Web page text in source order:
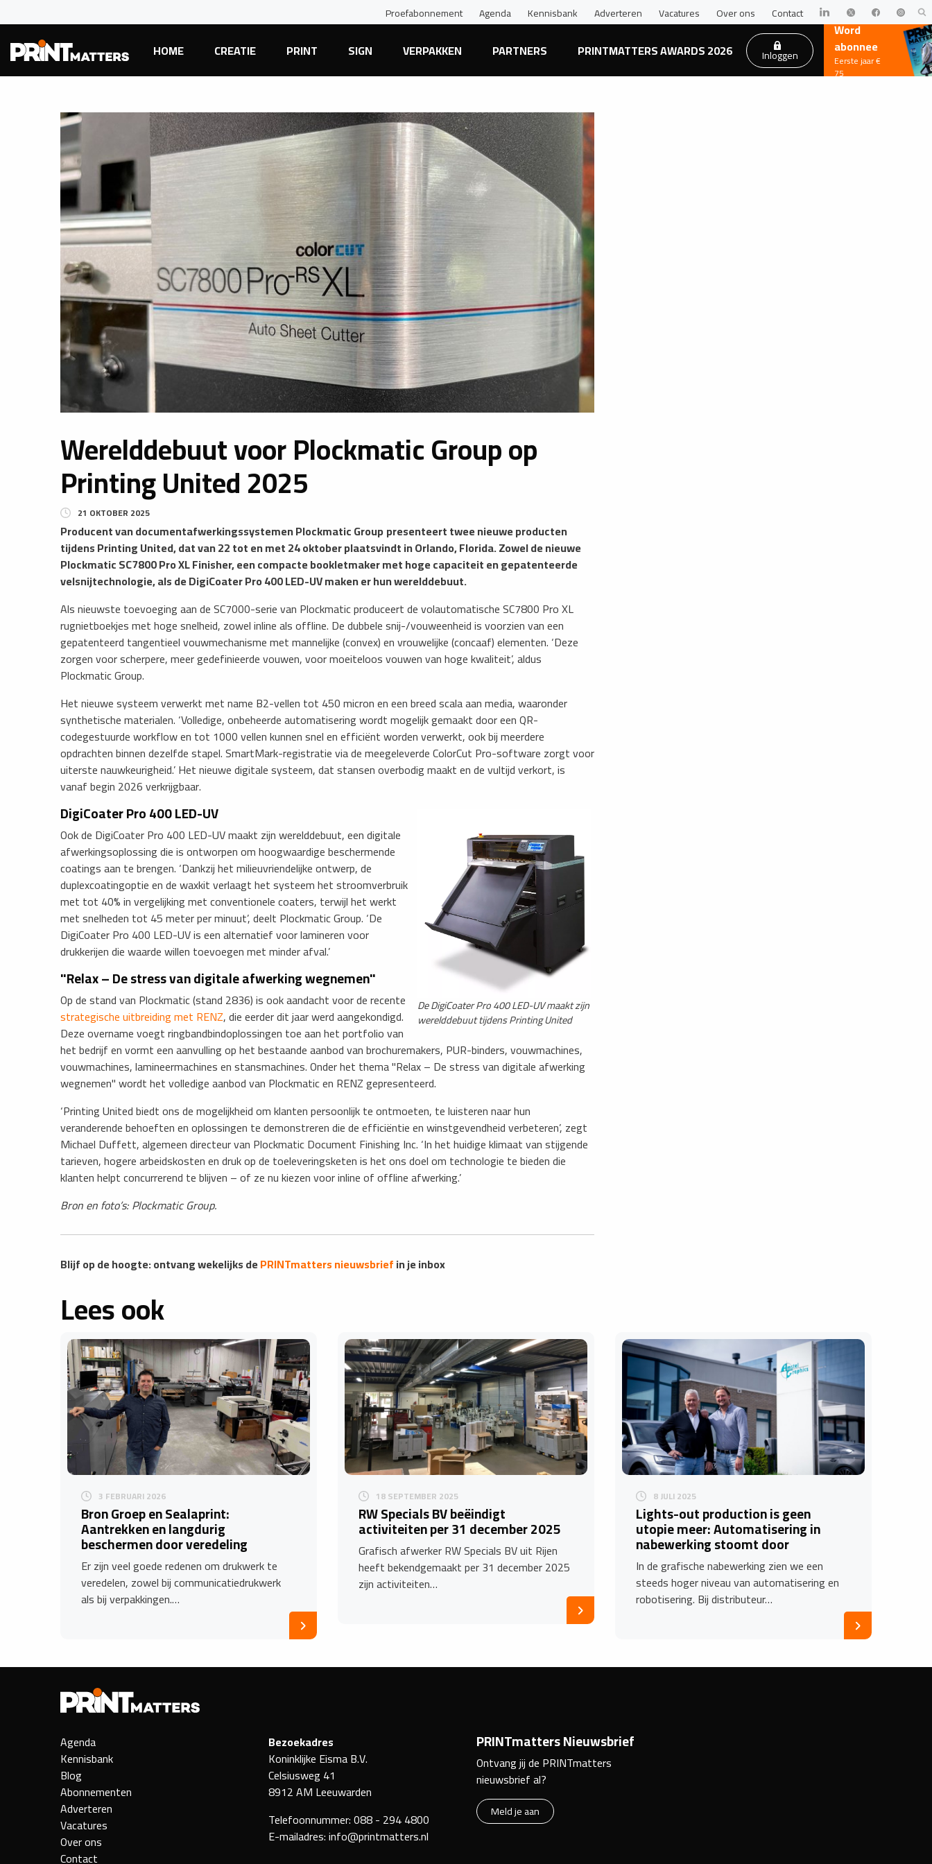
Proefabonnement Agenda Kennisbank Adverteren Vacatures Over ons Contact
HOME CREATIE PRINT SIGN VERPAKKEN PARTNERS PRINTMATTERS AWARDS 2026 Inloggen
Word
abonnee
Eerste jaar €
75
​Werelddebuut voor Plockmatic Group op
Printing United 2025
21 OKTOBER 2025
Producent van documentafwerkingssystemen Plockmatic Grouppresenteert twee nieuwe producten
tijdens Printing United, dat van 22 tot en met 24 oktober plaatsvindt in Orlando, Florida. Zowel de nieuwe
Plockmatic SC7800 Pro XL Finisher, een compacte bookletmaker met hoge capaciteit en gepatenteerde
velsnijtechnologie, als de DigiCoater Pro 400 LED-UV maken er hun werelddebuut.
Als nieuwste toevoeging aan de SC7000-serie van Plockmatic produceert de volautomatische SC7800 Pro XL
rugnietboekjes met hoge snelheid, zowel inline als offline. De dubbele snij-/vouweenheid is voorzien van een
gepatenteerd tangentieel vouwmechanisme met mannelijke (convex) en vrouwelijke (concaaf) elementen. ‘Deze
zorgen voor scherpere, meer gedefinieerde vouwen, voor moeiteloos vouwen van hoge kwaliteit’, aldus
Plockmatic Group.
Het nieuwe systeem verwerkt met name B2-vellen tot 450 micron en een breed scala aan media, waaronder
synthetische materialen. ‘Volledige, onbeheerde automatisering wordt mogelijk gemaakt door een QR-
codegestuurde workflow en tot 1000 vellen kunnen snel en efficiënt worden verwerkt, ook bij meerdere
opdrachten binnen dezelfde stapel. SmartMark-registratie via de meegeleverde ColorCut Pro-software zorgt voor
uiterste nauwkeurigheid.’ Het nieuwe digitale systeem, dat stansen overbodig maakt en de vultijd verkort, is
vanaf begin 2026 verkrijgbaar.
De DigiCoater Pro 400 LED-UV maakt zijn
werelddebuut tijdens Printing United
​DigiCoater Pro 400 LED-UV
Ook de DigiCoater Pro 400 LED-UV maakt zijn werelddebuut, een digitale
afwerkingsoplossing die is ontworpen om hoogwaardige beschermende
coatings aan te brengen. ‘Dankzij het milieuvriendelijke ontwerp, de
duplexcoatingoptie en de waxkit verlaagt het systeem het stroomverbruik
met tot 40% in vergelijking met conventionele coaters, terwijl het werkt
met snelheden tot 45 meter per minuut’, deelt Plockmatic Group. ‘De
DigiCoater Pro 400 LED-UV is een alternatief voor lamineren voor
drukkerijen die waarde willen toevoegen met minder afval.’​
"Relax – De stress van digitale afwerking wegnemen"
Op de stand van Plockmatic (stand 2836) is ook aandacht voor de recente
strategische uitbreiding met RENZ, die eerder dit jaar werd aangekondigd.
Deze overname voegt ringbandbindoplossingen toe aan het portfolio van
het bedrijf en vormt een aanvulling op het bestaande aanbod van brochuremakers, PUR-binders, vouwmachines,
vouwmachines, lamineermachines en stansmachines. Onder het thema "Relax – De stress van digitale afwerking
wegnemen" wordt het volledige aanbod van Plockmatic en RENZ gepresenteerd.
‘Printing United biedt ons de mogelijkheid om klanten persoonlijk te ontmoeten, te luisteren naar hun
veranderende behoeften en oplossingen te demonstreren die de efficiëntie en winstgevendheid verbeteren’, zegt
Michael Duffett, algemeen directeur van Plockmatic Document Finishing Inc. ‘In het huidige klimaat van stijgende
tarieven, hogere arbeidskosten en druk op de toeleveringsketen is het ons doel om technologie te bieden die
klanten helpt concurrerend te blijven – of ze nu kiezen voor inline of offline afwerking.’
Bron en foto’s: Plockmatic Group.
​​​​​​​​Blijf op de hoogte: ontvang wekelijks dePRINTmatters nieuwsbriefin je inbox
Lees ook
3 FEBRUARI 2026
Bron Groep en Sealaprint:
Aantrekken en langdurig
beschermen door veredeling
Er zijn veel goede redenen om drukwerk te
veredelen, zowel bij communicatiedrukwerk
als bij verpakkingen.…
18 SEPTEMBER 2025
​RW Specials BV beëindigt
activiteiten per 31 december 2025
Grafisch afwerker RW Specials BV uit Rijen
heeft bekendgemaakt per 31 december 2025
zijn activiteiten…
8 JULI 2025
Lights-out production is geen
utopie meer: Automatisering in
nabewerking stoomt door
In de grafische nabewerking zien we een
steeds hoger niveau van automatisering en
robotisering. Bij distributeur…
Agenda
Kennisbank
Blog
Abonnementen
Adverteren
Vacatures
Over ons
Contact
Bezoekadres
Koninklijke Eisma B.V.
Celsiusweg 41
8912 AM Leeuwarden
Telefoonnummer:088 - 294 4800
E-mailadres:info@printmatters.nl
PRINTmatters Nieuwsbrief
Ontvang jij de PRINTmatters
nieuwsbrief al?
Meld je aan